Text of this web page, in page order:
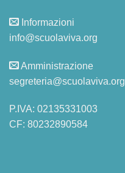
Informazioni
info@scuolaviva.org
Amministrazione
segreteria@scuolaviva.org
P.IVA: 02135331003
CF: 80232890584